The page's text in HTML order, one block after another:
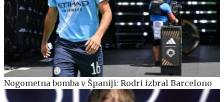
Nogometna bomba v Španiji: Rodri izbral Barcelono